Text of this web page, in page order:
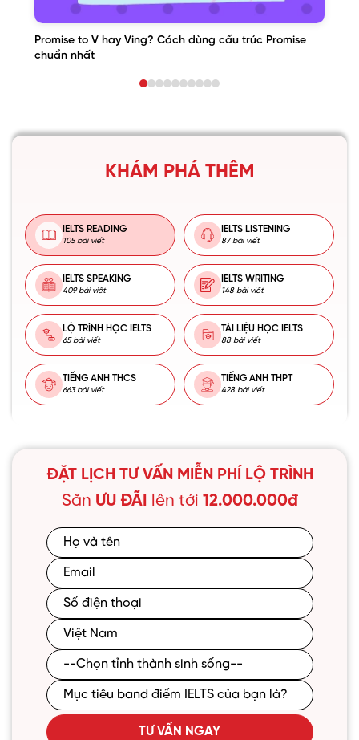
Promise to V hay Ving? Cách dùng cấu trúc Promise
chuẩn nhất
KHÁM PHÁ THÊM
IELTS READING
105 bài viết
IELTS LISTENING
87 bài viết
IELTS SPEAKING
409 bài viết
IELTS WRITING
148 bài viết
LỘ TRÌNH HỌC IELTS
65 bài viết
TÀI LIỆU HỌC IELTS
88 bài viết
TIẾNG ANH THCS
663 bài viết
TIẾNG ANH THPT
428 bài viết
ĐẶT LỊCH TƯ VẤN MIỄN PHÍ LỘ TRÌNH
Săn ƯU ĐÃI lên tới 12.000.000đ
TƯ VẤN NGAY